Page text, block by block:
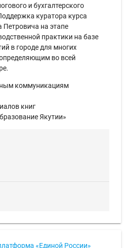
и бухгалтерского
куратора курса
Петровича на этапе
практики на базе
в городе для многих
во всей
коммуникациям
книг
Якутии»
«Единой России»